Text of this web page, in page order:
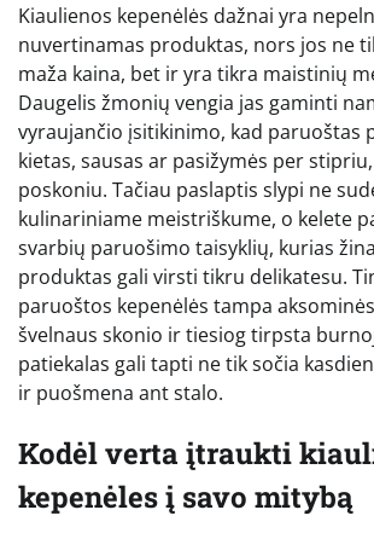
Kiaulienos kepenėlės dažnai yra
nuvertinamas produktas, nors jos ne
maža kaina, bet ir yra tikra maistinių
Daugelis žmonių vengia jas gaminti
vyraujančio įsitikinimo, kad paruoštas
kietas, sausas ar pasižymės per
poskoniu. Tačiau paslaptis slypi ne
kulinariniame meistriškume, o kelete
svarbių paruošimo taisyklių, kurias
produktas gali virsti tikru delikatesu.
paruoštos kepenėlės tampa
švelnaus skonio ir tiesiog tirpsta
patiekalas gali tapti ne tik sočia
ir puošmena ant stalo.
Kodėl verta įtraukti
kepenėles į savo mitybą